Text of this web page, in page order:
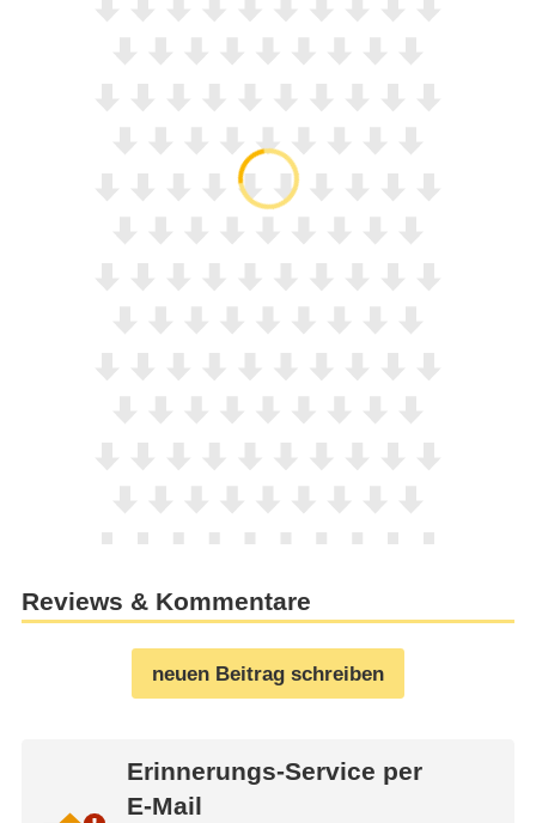
Reviews & Kommentare
neuen Beitrag schreiben
Erinnerungs-Service per
E-Mail